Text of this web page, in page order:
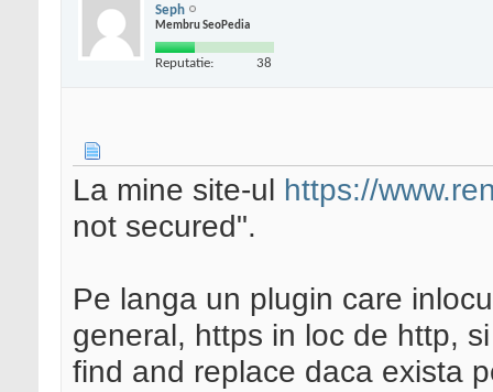
Seph
Membru SeoPedia
Reputatie: 38
La mine site-ul https://
not secured".
Pe langa un plugin care
general, https in loc de http,
find and replace daca exista